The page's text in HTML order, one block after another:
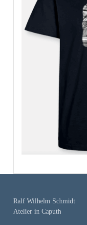
Ralf Wilhelm Schmidt
Atelier in Caputh